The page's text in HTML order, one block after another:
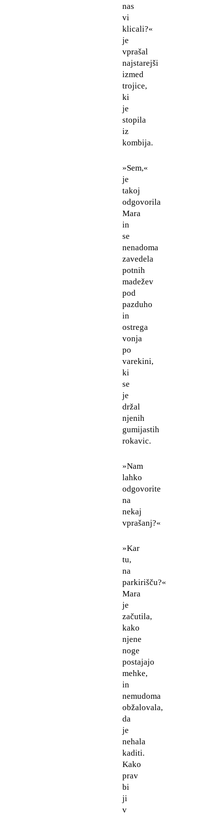
nas
vi
klicali?«
je
vprašal
najstarejši
izmed
trojice,
ki
je
stopila
iz
kombija.
»Sem,«
je
takoj
odgovorila
Mara
in
se
nenadoma
zavedela
potnih
madežev
pod
pazduho
in
ostrega
vonja
po
varekini,
ki
se
je
držal
njenih
gumijastih
rokavic.
»Nam
lahko
odgovorite
na
nekaj
vprašanj?«
»Kar
tu,
na
parkirišču?«
Mara
je
začutila,
kako
njene
noge
postajajo
mehke,
in
nemudoma
obžalovala,
da
je
nehala
kaditi.
Kako
prav
bi
ji
v